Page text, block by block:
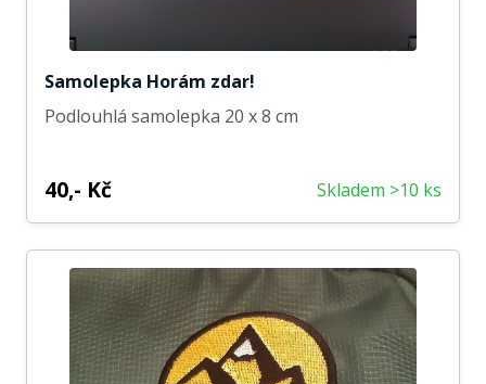
Samolepka Horám zdar!
Podlouhlá samolepka 20 x 8 cm
40,- Kč Skladem >10 ks